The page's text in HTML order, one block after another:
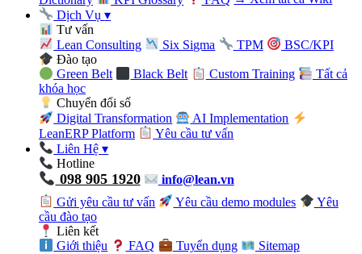
Dịch Vụ▾
Tư vấn
Lean Consulting
Six Sigma TPM
BSC/KPI
Đào tạo
Green Belt
Black Belt Custom Training
Tất cả
khóa học
Chuyển đổi số
Digital Transformation
AI Implementation
LeanERP Platform
Yêu cầu tư vấn
Liên Hệ▾
Hotline
098 905 1920
info@lean.vn
Gửi yêu cầu tư vấn
Yêu cầu demo modules
Yêu
cầu đào tạo
Liên kết
Giới thiệu
FAQ Tuyển dụng
Sitemap